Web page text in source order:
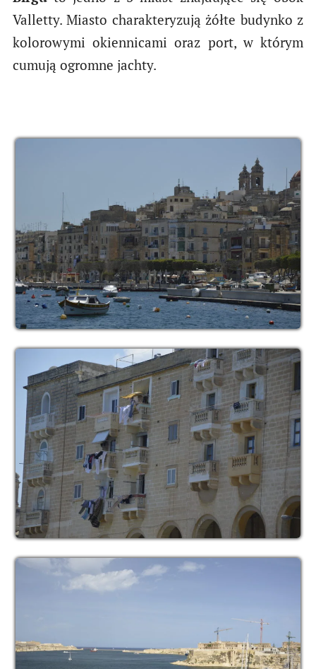
Valletty. Miasto charakteryzują żółte budynko z
kolorowymi okiennicami oraz port, w którym
cumują ogromne jachty.